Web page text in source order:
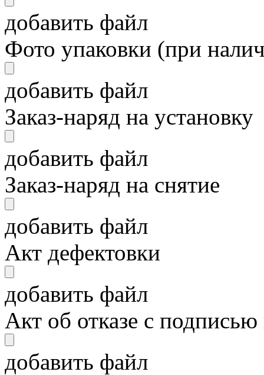
добавить файл
Фото упаковки (при
добавить файл
Заказ-наряд на установку
добавить файл
Заказ-наряд на снятие
добавить файл
Акт дефектовки
добавить файл
Акт об отказе с
добавить файл